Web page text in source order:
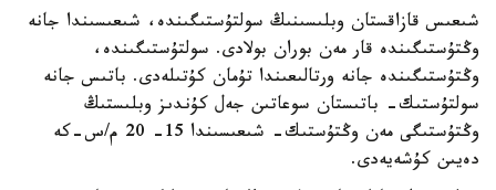
شىعىس قازاقستان وبلىسىنىڭ سولتۇستىگىندە، شىعىسىندا جانە
وڭتۇستىگىندە قار مەن بوران بولادى. سولتۇستىگىندە،
وڭتۇستىگىندە جانە ورتالىعىندا تۇمان كۇتىلەدى. باتىس جانە
سولتۇستىك- باتىستان سوعاتىن جەل كۇندىز وبلىستىڭ
وڭتۇستىگى مەن وڭتۇستىك- شىعىسىندا 15- 20 م/س-كە
دەيىن كۇشەيەدى.